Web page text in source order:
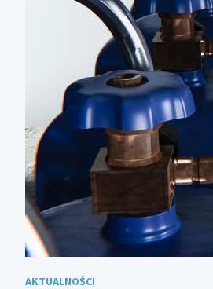
AKTUALNOŚCI